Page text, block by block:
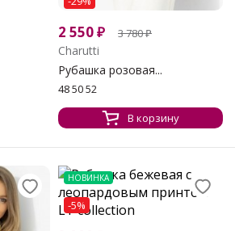
2 550₽ 3 780₽
Charutti
Рубашка розовая...
48 50 52
В корзину
НОВИНКА
-5%